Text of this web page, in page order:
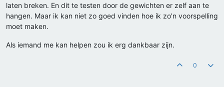
laten breken. En dit te testen door de gewichten er zelf aan te
hangen. Maar ik kan niet zo goed vinden hoe ik zo'n voorspelling
moet maken.
Als iemand me kan helpen zou ik erg dankbaar zijn.
0